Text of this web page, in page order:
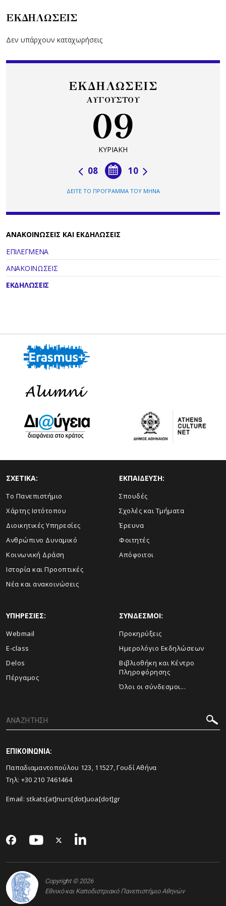
ΕΚΔΗΛΩΣΕΙΣ
Δεν υπάρχουν καταχωρήσεις
ΕΚΔΗΛΩΣΕΙΣ
ΑΥΓΟΥΣΤΟΥ
09
ΚΥΡΙΑΚΗ
10
08
ΔΕΙΤΕ ΤΟ ΠΡΟΓΡΑΜΜΑ ΤΟΥ ΜΗΝΑ
ΑΝΑΚΟΙΝΩΣΕΙΣ ΚΑΙ ΕΚΔΗΛΩΣΕΙΣ
ΕΠΙΛΕΓΜΕΝΑ
ΑΝΑΚΟΙΝΩΣΕΙΣ
ΕΚΔΗΛΩΣΕΙΣ
ΣΧΕΤΙΚΑ:
Το Πανεπιστήμιο
Χάρτης Ιστότοπου
Διοικητικές Υπηρεσίες
Ανθρώπινο Δυναμικό
Κοινωνική Δράση
Ιστορία και Προοπτικές
Νέα και ανακοινώσεις
ΕΚΠΑΙΔΕΥΣΗ:
Σπουδές
Σχολές και Τμήματα
Έρευνα
Φοιτητές
Απόφοιτοι
ΥΠΗΡΕΣΙΕΣ:
Webmail
E-class
Delos
Πέργαμος
ΣΥΝΔΕΣΜΟΙ:
Προκηρύξεις
Ημερολόγιο Εκδηλώσεων
Βιβλιοθήκη και Κέντρο
Πληροφόρησης
Όλοι οι σύνδεσμοι...
ΕΠΙΚΟΙΝΩΝΙΑ:
Παπαδιαμαντοπούλου 123, 11527, Γουδί Αθήνα
Τηλ: +30 210 7461464
Email: stkats[at]nurs[dot]uoa[dot]gr
Copyright © 2026
Εθνικό και Καποδιστριακό Πανεπιστήμιο Αθηνών